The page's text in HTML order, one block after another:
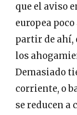
que el aviso
europea poco
partir de ahí,
los
Demasiado
corriente, o
se reducen a